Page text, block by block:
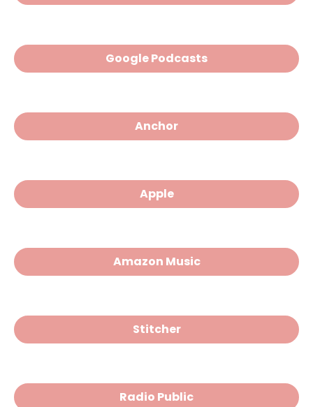
Google Podcasts
Anchor
Apple
Amazon Music
Stitcher
Radio Public